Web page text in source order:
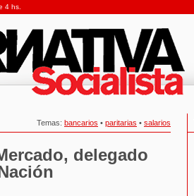
4 hs.
Temas: bancarios • paritarias • salarios
delegado